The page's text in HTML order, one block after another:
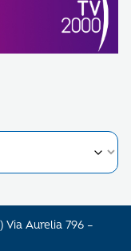
Via Aurelia 796 –